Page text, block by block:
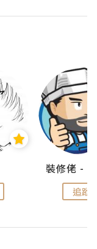
追蹤